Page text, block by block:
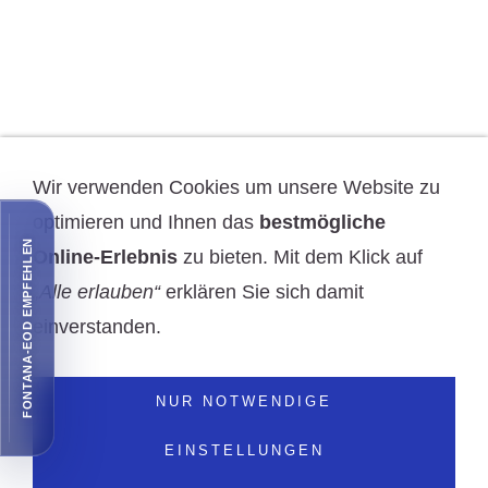
FONTANA-EOD EMPFEHLEN
Cookies
VERBANDSMITGLIEDSCHAFTEN
BVMW e.V. und Bund Deutscher Feuerwerker und Wehrtechniker e.V.
WIRTSCHAFTLICHE MITGLIEDSCHAFT
© 2025 - FONTANA-EOD Consulting & Engineering GmbH - Alle Rechte Vorbehalten
Wir verwenden Cookies um unsere Website zu
optimieren und Ihnen das bestmögliche
Online-Erlebnis zu bieten. Mit dem Klick auf
„Alle erlauben“erklären Sie sich damit
einverstanden.
NUR NOTWENDIGE
EINSTELLUNGEN